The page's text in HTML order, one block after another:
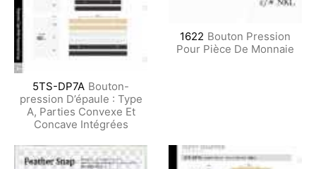
5TS-DP7A Bouton-
pression D’épaule : Type
A, Parties Convexe Et
Concave Intégrées
1622 Bouton Pression
Pour Pièce De Monnaie